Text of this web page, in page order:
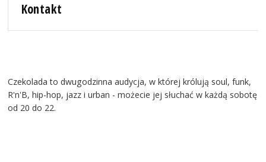
Kontakt
Czekolada to dwugodzinna audycja, w której królują soul, funk,
R'n'B, hip-hop, jazz i urban - możecie jej słuchać w każdą sobotę
od 20 do 22.